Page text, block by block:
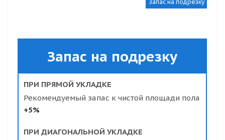
Запас на подрезку
Запас на подрезку
ПРИ ПРЯМОЙ УКЛАДКЕ
Рекомендуемый запас к чистой площади пола
+5%
ПРИ ДИАГОНАЛЬНОЙ УКЛАДКЕ